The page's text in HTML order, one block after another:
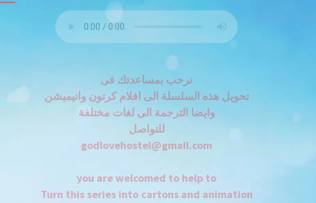
نرحب بمساعدتك فى
تحويل هذه السلسلة الى افلام كرتون وانيميشن
وايضا الترجمة الى لغات مختلفة
للتواصل
godlovehostel@gmail.com
you are welcomed to help to
Turn this series into cartons and animation